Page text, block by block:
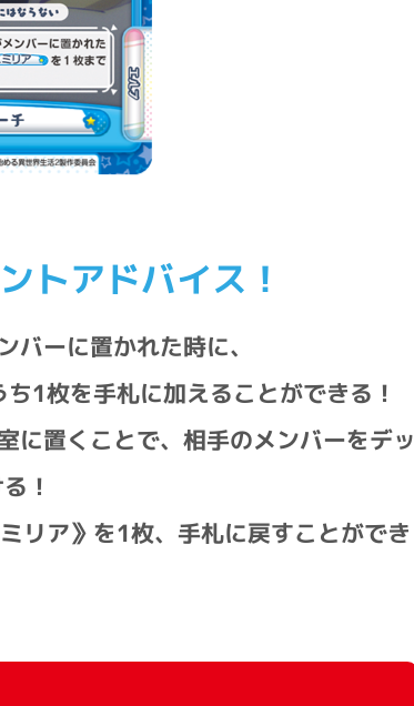
トアドバイス！
バーに置かれた時に、
1枚を手札に加えることができる！
に置くことで、相手のメンバーをデッ
！
リア》を1枚、手札に戻すことができ